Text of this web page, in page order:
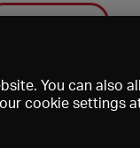
Save
You can also
cookie settings